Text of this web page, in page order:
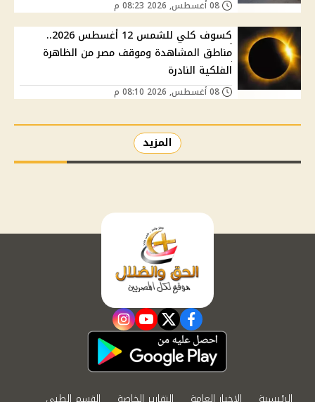
كسوف كلي للشمس 12 أغسطس 2026..
مناطق المشاهدة وموقف مصر من الظاهرة
الفلكية النادرة
المزيد
facebook
twitter
youtube
instagram